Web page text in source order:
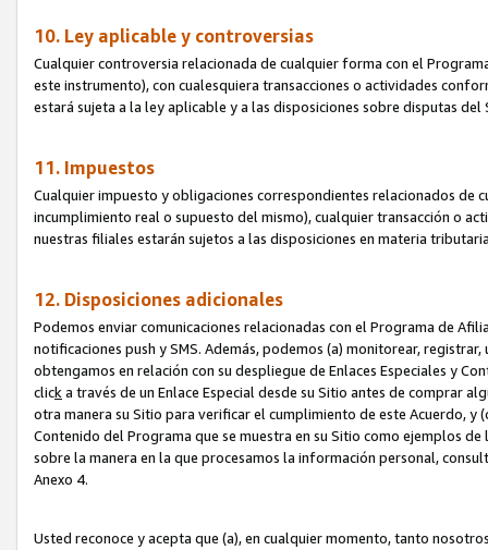
10. Ley aplicable y controversias
Cualquier controversia relacionada de cualquier forma con el
este instrumento), con cualesquiera transacciones o actividades
estará sujeta a la ley aplicable y a las disposiciones sobre disputas
11. Impuestos
Cualquier impuesto y obligaciones correspondientes relacionados de
incumplimiento real o supuesto del mismo), cualquier transacción o
nuestras filiales estarán sujetos a las disposiciones en materia
12. Disposiciones adicionales
Podemos enviar comunicaciones relacionadas con el Programa de
notificaciones push y SMS. Además, podemos (a) monitorear,
obtengamos en relación con su despliegue de Enlaces Especiales y
clicka través de un Enlace Especial desde su Sitio antes de comprar
otra manera su Sitio para verificar el cumplimiento de este Acuerdo,
Contenido del Programa que se muestra en su Sitio como ejemplos
sobre la manera en la que procesamos la información personal,
Anexo 4.
Usted reconoce y acepta que (a), en cualquier momento, tanto